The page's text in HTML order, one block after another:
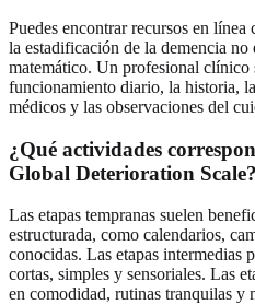
Puedes encontrar recursos en
la estadificación de la demencia no
matemático. Un profesional clínico
funcionamiento diario, la historia,
médicos y las observaciones del
¿Qué actividades
Global Deterioration Scale?
Las etapas tempranas suelen
estructurada, como calendarios,
conocidas. Las etapas intermedias
cortas, simples y sensoriales. Las
en comodidad, rutinas tranquilas y